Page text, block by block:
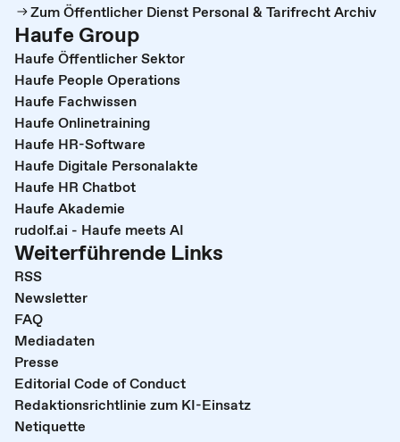
Zum Öffentlicher Dienst Personal & Tarifrecht Archiv
Haufe Group
Haufe Öffentlicher Sektor
Haufe People Operations
Haufe Fachwissen
Haufe Onlinetraining
Haufe HR-Software
Haufe Digitale Personalakte
Haufe HR Chatbot
Haufe Akademie
rudolf.ai - Haufe meets AI
Weiterführende Links
RSS
Newsletter
FAQ
Mediadaten
Presse
Editorial Code of Conduct
Redaktionsrichtlinie zum KI-Einsatz
Netiquette